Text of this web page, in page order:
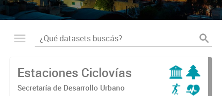
Estaciones Ciclovías
Secretaría de Desarrollo Urbano